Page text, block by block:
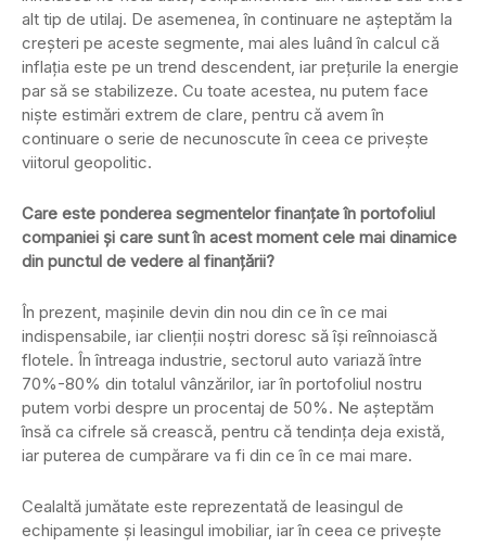
alt tip de utilaj. De asemenea, în continuare ne așteptăm la
creșteri pe aceste segmente, mai ales luând în calcul că
inflația este pe un trend descendent, iar prețurile la energie
par să se stabilizeze. Cu toate acestea, nu putem face
niște estimări extrem de clare, pentru că avem în
continuare o serie de necunoscute în ceea ce privește
viitorul geopolitic.
Care este ponderea segmentelor finanţate în portofoliul
companiei şi care sunt în acest moment cele mai dinamice
din punctul de vedere al finanţării?
În prezent, mașinile devin din nou din ce în ce mai
indispensabile, iar clienţii noștri doresc să îşi reînnoiască
flotele. În întreaga industrie, sectorul auto variază între
70%-80% din totalul vânzărilor, iar în portofoliul nostru
putem vorbi despre un procentaj de 50%. Ne așteptăm
însă ca cifrele să crească, pentru că tendința deja există,
iar puterea de cumpărare va fi din ce în ce mai mare.
Cealaltă jumătate este reprezentată de leasingul de
echipamente şi leasingul imobiliar, iar în ceea ce privește